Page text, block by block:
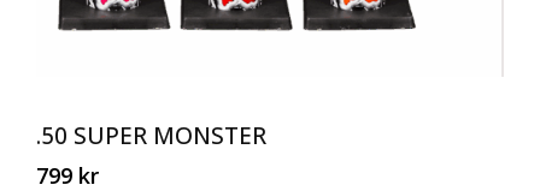
.50 SUPER MONSTER
799 kr